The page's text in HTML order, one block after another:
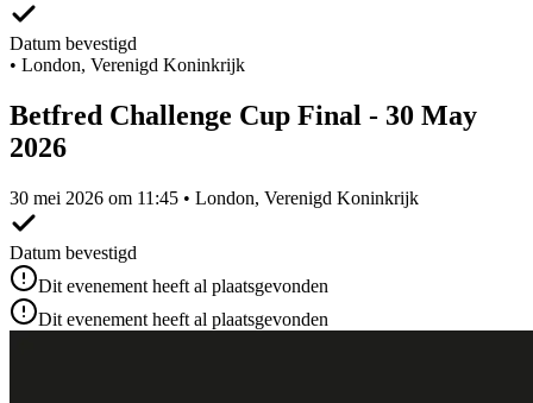
Datum bevestigd
• London, Verenigd Koninkrijk
Betfred Challenge Cup Final - 30 May
2026
30 mei 2026 om 11:45 • London, Verenigd Koninkrijk
Datum bevestigd
Dit evenement heeft al plaatsgevonden
Dit evenement heeft al plaatsgevonden